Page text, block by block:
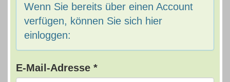
Wenn Sie bereits über einen Account
verfügen, können Sie sich hier
einloggen:
E-Mail-Adresse *